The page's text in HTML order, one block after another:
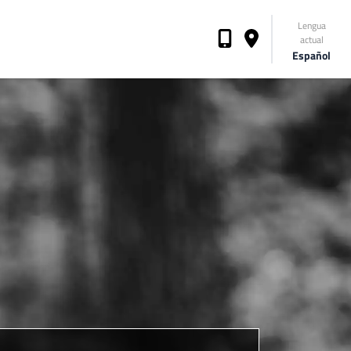
Lengua
actual
Español